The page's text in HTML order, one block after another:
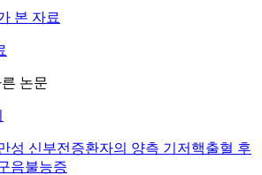
본 자료
논문
성 신부전증환자의 양측 기저핵출혈 후
음불능증